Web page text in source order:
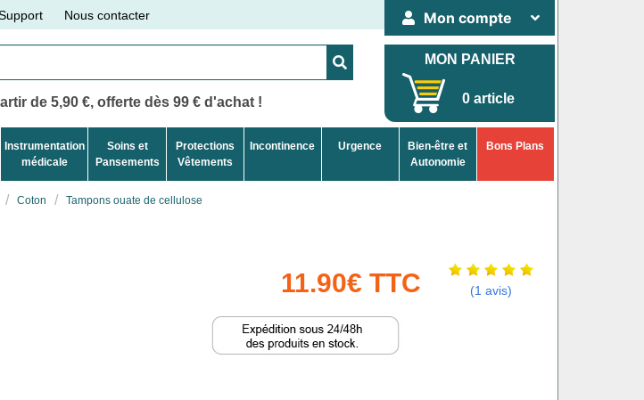
Nous contacter Mon compte
de 5,90 €, offerte dès 99 € d'achat !
MON PANIER
0 article
Instrumentation
médicale
Soins et
Pansements
Protections
Vêtements
Incontinence Urgence
Bien-être et
Autonomie
Bons Plans
Coton Tampons ouate de cellulose
11.90€ TTC (1 avis)